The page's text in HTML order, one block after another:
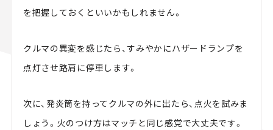
を把握しておくといいかもしれません。
クルマの異変を感じたら、すみやかにハザードランプを
点灯させ路肩に停車します。
次に、発炎筒を持ってクルマの外に出たら、点火を試みま
しょう。火のつけ方はマッチと同じ感覚で大丈夫です。